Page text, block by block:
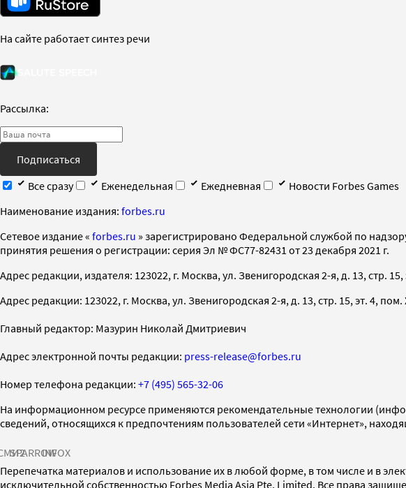
На сайте работает синтез речи
Рассылка:
Подписаться
Все сразу
Еженедельная Ежедневная
Новости Forbes Games
Наименование издания: forbes.ru
Cетевое издание « forbes.ru » зарегистрировано Федеральной службой по
принятия решения о регистрации: серия Эл № ФС77-82431 от 23 декабря 2021 г.
Адрес редакции, издателя: 123022, г. Москва, ул. Звенигородская 2-я, д. 13, стр. 15,
Адрес редакции: 123022, г. Москва, ул. Звенигородская 2-я, д. 13, стр. 15, эт. 4, пом.
Главный редактор: Мазурин Николай Дмитриевич
Адрес электронной почты редакции: press-release@forbes.ru
Номер телефона редакции: +7 (495) 565-32-06
На информационном ресурсе применяются рекомендательные технологии
сведений, относящихся к предпочтениям пользователей сети «Интернет»,
SPARROWINFOX
Перепечатка материалов и использование их в любой форме, в том числе и в
исключительной собственностью Forbes Media Asia Pte. Limited. Все права